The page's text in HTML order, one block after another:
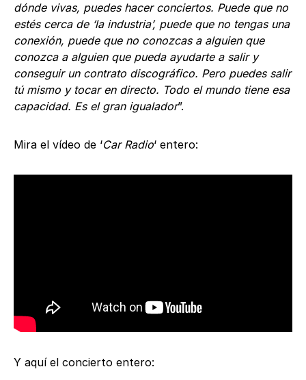
dónde vivas, puedes hacer conciertos. Puede que no
estés cerca de ‘la industria’, puede que no tengas una
conexión, puede que no conozcas a alguien que
conozca a alguien que pueda ayudarte a salir y
conseguir un contrato discográfico. Pero puedes salir
tú mismo y tocar en directo. Todo el mundo tiene esa
capacidad. Es el gran igualador”.
Mira el vídeo de ‘Car Radio‘ entero:
Y aquí el concierto entero: